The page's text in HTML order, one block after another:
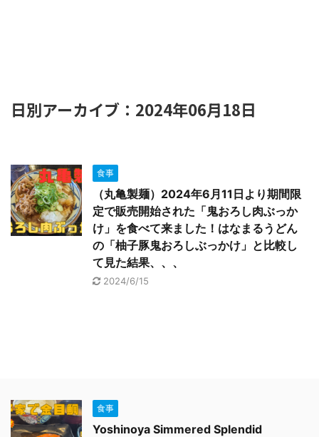
日別アーカイブ：2024年06月18日
食事
（丸亀製麺）2024年6月11日より期間限
定で販売開始された「鬼おろし肉ぶっか
け」を食べて来ました！はなまるうどん
の「柚子豚鬼おろしぶっかけ」と比較し
て見た結果、、、
2024/6/15
食事
Yoshinoya Simmered Splendid